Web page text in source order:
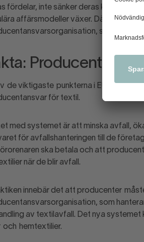
fördelar, inte sänker deras
affärsmodeller växer. Därför var
säger Sofia
de viktigaste punkterna i EU:s
för textil.
med systemet är att minska avfall,
för avfallshanteringen till de
ska betala och att
när de blir avfall.
innebär det att producenter
som
av textilavfall. Det nya
och hemtextilier.